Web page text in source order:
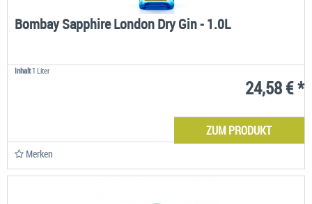
Bombay Sapphire London Dry Gin - 1.0L
Inhalt1 Liter
24,58 € *
ZUM PRODUKT
Merken